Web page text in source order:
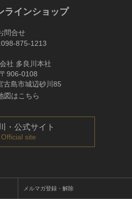
ラインショップ
問合せ
098-875-1213
社 多良川本社
〒906-0108
古島市城辺砂川85
図はこちら
・公式サイト
Official site
メルマガ登録・解除